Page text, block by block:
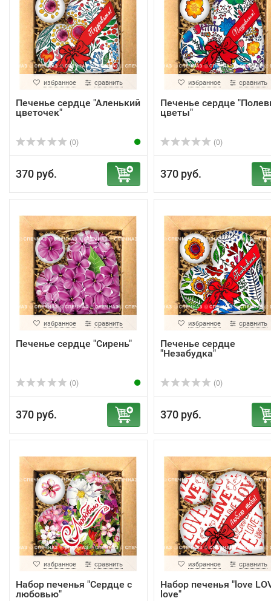
избранное сравнить
Печенье сердце "Аленький
цветочек"
(0)
370 руб.
избранное сравнить
Печенье сердце
цветы"
(0)
370 руб.
избранное сравнить
Печенье сердце "Сирень"
(0)
370 руб.
избранное сравнить
Печенье сердце
"Незабудка"
(0)
370 руб.
избранное сравнить
Набор печенья "Сердце с
любовью"
избранное сравнить
Набор печенья "love
love"